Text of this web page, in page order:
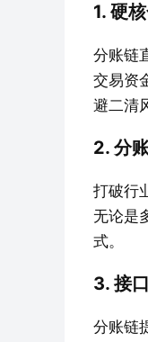
1. 硬
分账链
交易资
避二清
2. 分
打破行
无论是
式。
3. 接
分账链